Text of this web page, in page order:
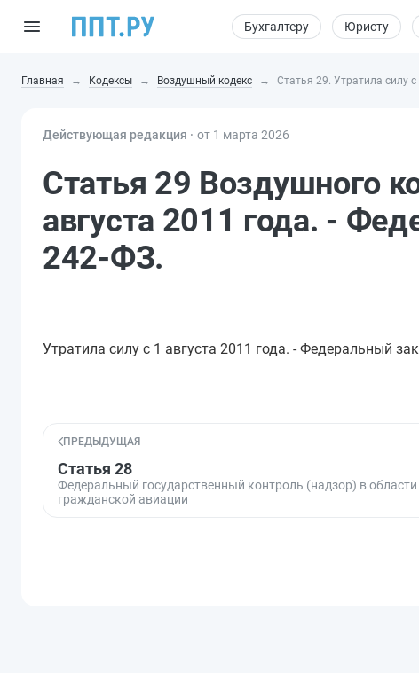
Бухгалтеру Юристу
Главная Кодексы Воздушный кодекс Статья 29. Утратила силу
Действующая редакция ⸱ от 1 марта 2026
Статья 29 Воздушного
августа 2011 года. -
242-ФЗ.
Утратила силу с 1 августа 2011 года. - Федеральный
ПРЕДЫДУЩАЯ
Статья 28
Федеральный государственный контроль (надзор) в области
гражданской авиации